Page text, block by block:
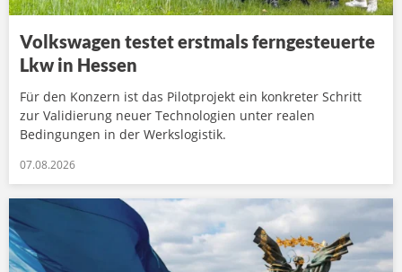
Volkswagen testet erstmals ferngesteuerte
Lkw in Hessen
Für den Konzern ist das Pilotprojekt ein konkreter Schritt
zur Validierung neuer Technologien unter realen
Bedingungen in der Werkslogistik.
07.08.2026